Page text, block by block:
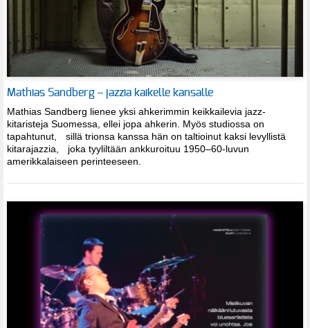
Mathias Sandberg – jazzia kaikelle kansalle
Mathias Sandberg lienee yksi ahkerimmin keikkailevia jazz-
kitaristeja Suomessa, ellei jopa ahkerin. Myös studiossa on
tapahtunut, sillä trionsa kanssa hän on taltioinut kaksi levyllistä
kitarajazzia, joka tyyliltään ankkuroituu 1950–60-luvun
amerikkalaiseen perinteeseen.